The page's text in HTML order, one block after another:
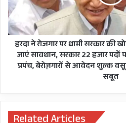
तालिबान ने हवाई फ़ायरिंग कर
किया है।
Footage posted
shows the Taliban
में
भारी
बारिश
का
येलो
अलर्ट,
पुल
ध्वस्त
होने
सरकार
की
खोली
पोल:
शिक्षित
नौजवान
सरकार
हजार
हरदा ने रोजगार पर धामी सरकार की
जाएं सावधान, सरकार 22 हजार
प्रपंच, बेरोज़गारों से आवेदन शुल्क
सबूत